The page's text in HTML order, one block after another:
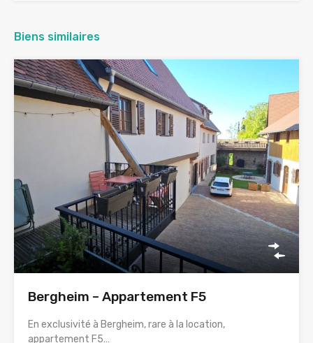
Biens similaires
Bergheim – Appartement F5
En exclusivité à Bergheim, rare à la location,
appartement F5…